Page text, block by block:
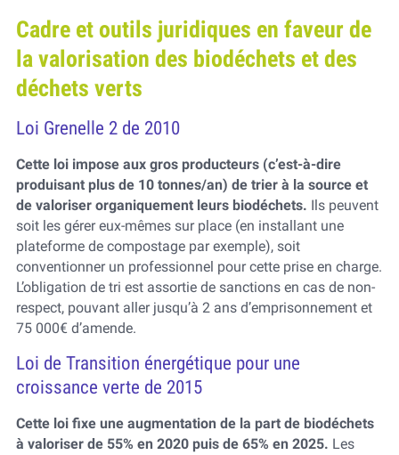
Cadre et outils juridiques en faveur de
la valorisation des biodéchets et des
déchets verts
Loi Grenelle 2 de 2010
Cette loi impose aux gros producteurs (c’est-à-dire
produisant plus de 10 tonnes/an) de trier à la source et
de valoriser organiquement leurs biodéchets. Ils peuvent
soit les gérer eux-mêmes sur place (en installant une
plateforme de compostage par exemple), soit
conventionner un professionnel pour cette prise en charge.
L’obligation de tri est assortie de sanctions en cas de non-
respect, pouvant aller jusqu’à 2 ans d’emprisonnement et
75 000€ d’amende.
Loi de Transition énergétique pour une
croissance verte de 2015
Cette loi fixe une augmentation de la part de biodéchets
à valoriser de 55% en 2020 puis de 65% en 2025. Les